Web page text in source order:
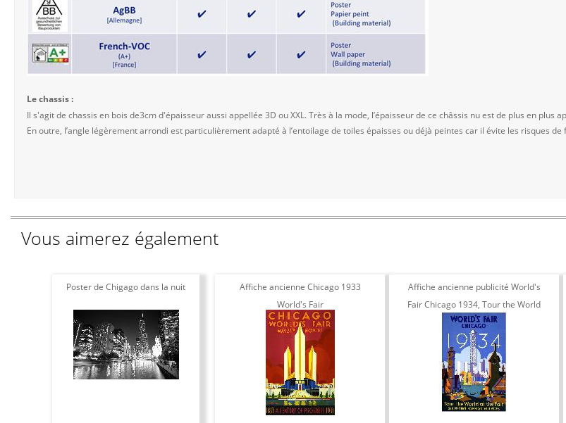
Le chassis :
Il s'agit de chassis en bois de3cm d'épaisseur aussi appellée 3D ou XXL. Très à la mode, l’épaisseur de ce châssis nu est de plus en plus
En outre, l’angle légèrement arrondi est particulièrement adapté à l’entoilage de toiles épaisses ou déjà peintes car il évite les risques
Vous aimerez également
Poster de Chigago dans la nuit
Affiche ancienne Chicago 1933
World's Fair
Affiche ancienne publicité World's
Fair Chicago 1934, Tour the World
at the Fair